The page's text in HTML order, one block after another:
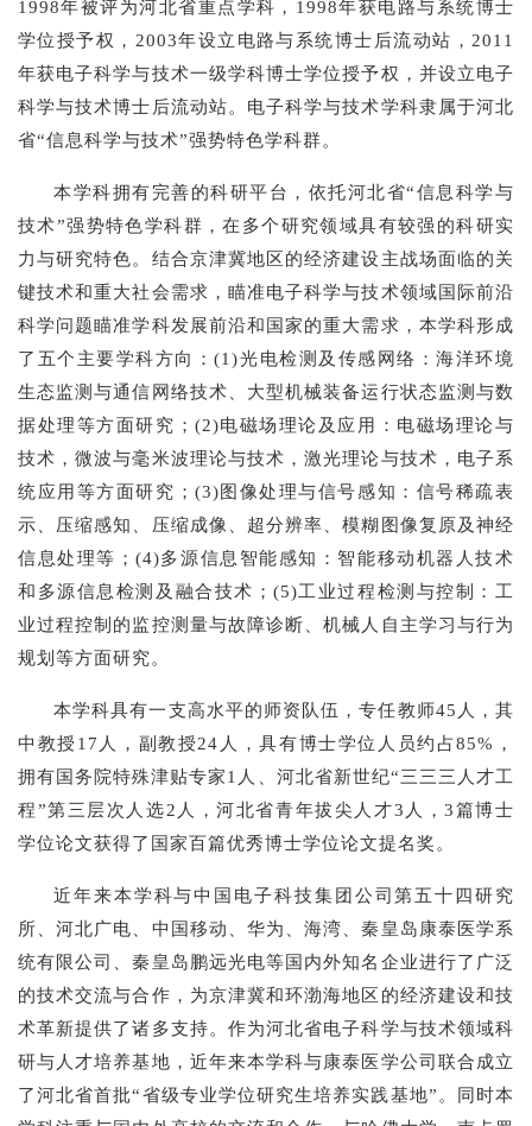
1998年被评为河北省重点学科，1998年获电路与系统博士
学位授予权，2003年设立电路与系统博士后流动站，2011
年获电子科学与技术一级学科博士学位授予权，并设立电子
科学与技术博士后流动站。电子科学与技术学科隶属于河北
省“信息科学与技术”强势特色学科群。
本学科拥有完善的科研平台，依托河北省“信息科学与
技术”强势特色学科群，在多个研究领域具有较强的科研实
力与研究特色。结合京津冀地区的经济建设主战场面临的关
键技术和重大社会需求，瞄准电子科学与技术领域国际前沿
科学问题瞄准学科发展前沿和国家的重大需求，本学科形成
了五个主要学科方向：(1)光电检测及传感网络：海洋环境
生态监测与通信网络技术、大型机械装备运行状态监测与数
据处理等方面研究；(2)电磁场理论及应用：电磁场理论与
技术，微波与毫米波理论与技术，激光理论与技术，电子系
统应用等方面研究；(3)图像处理与信号感知：信号稀疏表
示、压缩感知、压缩成像、超分辨率、模糊图像复原及神经
信息处理等；(4)多源信息智能感知：智能移动机器人技术
和多源信息检测及融合技术；(5)工业过程检测与控制：工
业过程控制的监控测量与故障诊断、机械人自主学习与行为
规划等方面研究。
本学科具有一支高水平的师资队伍，专任教师45人，其
中教授17人，副教授24人，具有博士学位人员约占85%，
拥有国务院特殊津贴专家1人、河北省新世纪“三三三人才工
程”第三层次人选2人，河北省青年拔尖人才3人，3篇博士
学位论文获得了国家百篇优秀博士学位论文提名奖。
近年来本学科与中国电子科技集团公司第五十四研究
所、河北广电、中国移动、华为、海湾、秦皇岛康泰医学系
统有限公司、秦皇岛鹏远光电等国内外知名企业进行了广泛
的技术交流与合作，为京津冀和环渤海地区的经济建设和技
术革新提供了诸多支持。作为河北省电子科学与技术领域科
研与人才培养基地，近年来本学科与康泰医学公司联合成立
了河北省首批“省级专业学位研究生培养实践基地”。同时本